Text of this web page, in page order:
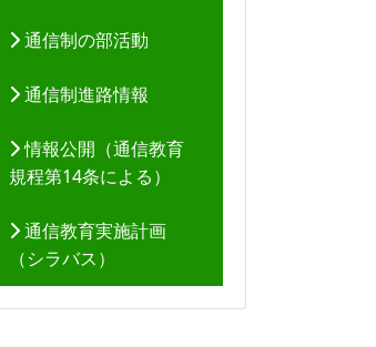
通信制の部活動
通信制進路情報
情報公開（通信教育
規程第14条による）
通信教育実施計画
（シラバス）